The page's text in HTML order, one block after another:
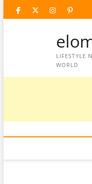
facebooktwitter
LIFESTYLE
WORLD